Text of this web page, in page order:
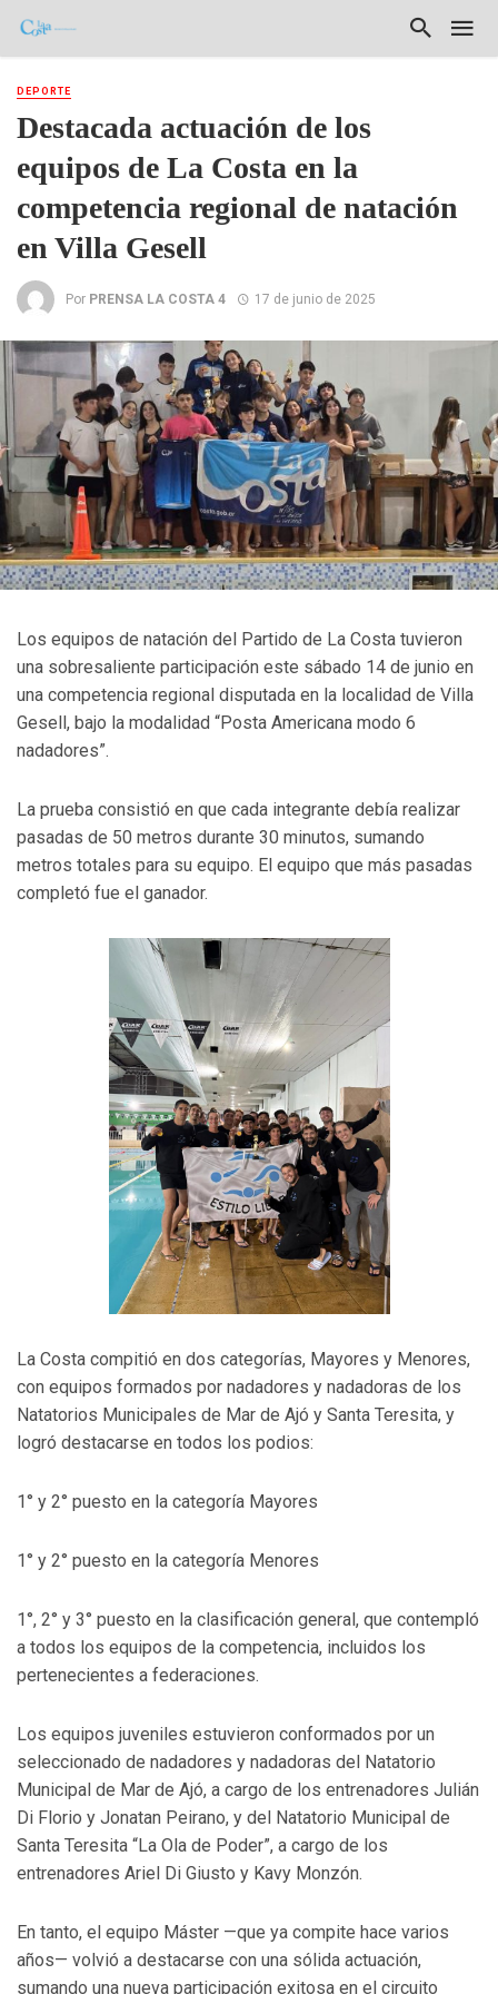
DEPORTE
Destacada actuación de los
equipos de La Costa en la
competencia regional de natación
en Villa Gesell
Por PRENSA LA COSTA 4 17 de junio de 2025
Los equipos de natación del Partido de La Costa tuvieron
una sobresaliente participación este sábado 14 de junio en
una competencia regional disputada en la localidad de Villa
Gesell, bajo la modalidad “Posta Americana modo 6
nadadores”.
La prueba consistió en que cada integrante debía realizar
pasadas de 50 metros durante 30 minutos, sumando
metros totales para su equipo. El equipo que más pasadas
completó fue el ganador.
La Costa compitió en dos categorías, Mayores y Menores,
con equipos formados por nadadores y nadadoras de los
Natatorios Municipales de Mar de Ajó y Santa Teresita, y
logró destacarse en todos los podios:
1° y 2° puesto en la categoría Mayores
1° y 2° puesto en la categoría Menores
1°, 2° y 3° puesto en la clasificación general, que contempló
a todos los equipos de la competencia, incluidos los
pertenecientes a federaciones.
Los equipos juveniles estuvieron conformados por un
seleccionado de nadadores y nadadoras del Natatorio
Municipal de Mar de Ajó, a cargo de los entrenadores Julián
Di Florio y Jonatan Peirano, y del Natatorio Municipal de
Santa Teresita “La Ola de Poder”, a cargo de los
entrenadores Ariel Di Giusto y Kavy Monzón.
En tanto, el equipo Máster —que ya compite hace varios
años— volvió a destacarse con una sólida actuación,
sumando una nueva participación exitosa en el circuito